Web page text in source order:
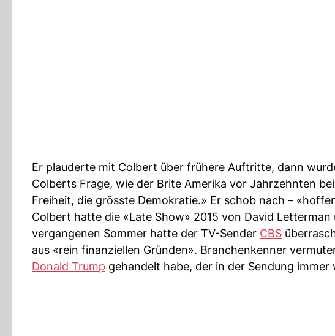
Er plauderte mit Colbert über frühere Auftritte, dann
Colberts Frage, wie der Brite Amerika vor Jahrzehnten
Freiheit, die grösste Demokratie.» Er schob nach –
Colbert hatte die «Late Show» 2015 von David
vergangenen Sommer hatte der TV-Sender CBS
aus «rein finanziellen Gründen». Branchenkenner
Donald Trump gehandelt habe, der in der Sendung